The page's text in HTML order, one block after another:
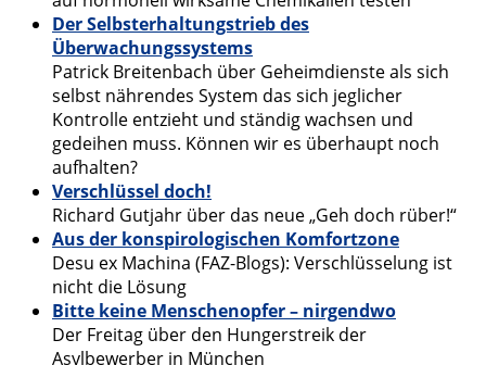
Der Selbsterhaltungstrieb des
Überwachungssystems
Patrick Breitenbach über Geheimdienste als sich
selbst nährendes System das sich jeglicher
Kontrolle entzieht und ständig wachsen und
gedeihen muss. Können wir es überhaupt noch
aufhalten?
Verschlüssel doch!
Richard Gutjahr über das neue „Geh doch rüber!“
Aus der konspirologischen Komfortzone
Desu ex Machina (FAZ-Blogs): Verschlüsselung ist
nicht die Lösung
Bitte keine Menschenopfer – nirgendwo
Der Freitag über den Hungerstreik der
Asylbewerber in München